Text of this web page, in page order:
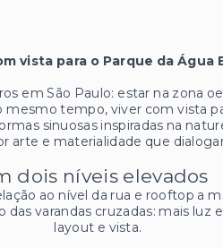
vista para o Parque da Água
em São Paulo: estar na zona
mesmo tempo, viver com vista
sinuosas inspiradas na
arte e materialidade que
dois níveis elevados
ao nível da rua e rooftop a
varandas cruzadas: mais luz
layout e vista.